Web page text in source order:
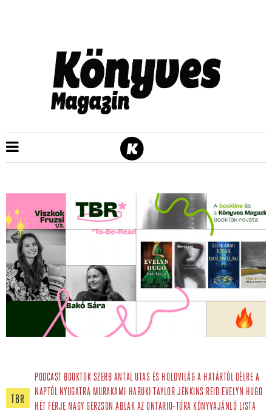
TBR
PODCAST BOOKTOK SZERB ANTAL UTAS ÉS HOLDVILÁG A HATÁRTÓL DÉLRE A
NAPTÓL NYUGATRA MURAKAMI HARUKI TAYLOR JENKINS REID EVELYN HUGO
HÉT FÉRJE NAGY GERZSON ABLAK AZ ONTARIO-TÓRA KÖNYVAJÁNLÓ LISTA